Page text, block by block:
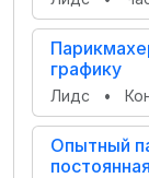
графику
Лидс •
Опытный